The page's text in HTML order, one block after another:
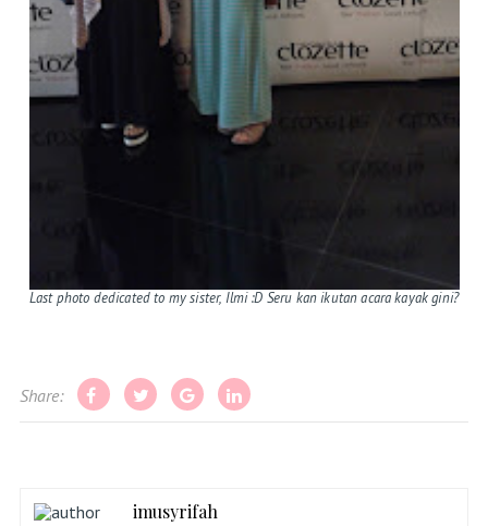
Last photo dedicated to my sister, Ilmi :D Seru kan ikutan acara kayak gini?
Share:
imusyrifah